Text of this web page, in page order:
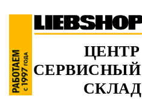
ЦЕНТР
СЕРВИСНЫЙ
СКЛАД